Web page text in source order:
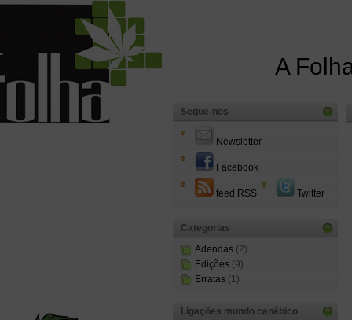
A
Segue-nos
Newsletter
Facebook
feed RSS Twitter
Categorias
Adendas (2)
Edições (9)
Erratas (1)
Ligações mundo canábico